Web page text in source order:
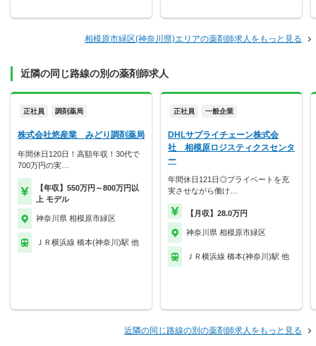
相模原市緑区(神奈川県)エリアの薬剤師求人をもっと見る
近隣の同じ路線の別の薬剤師求人
正社員 調剤薬局
株式会社悠産業 みどり調剤薬局
年間休日120日！高額年収！30代で
700万円の実…
【年収】550万円～800万円以
上 モデル
神奈川県 相模原市緑区
ＪＲ横浜線 橋本(神奈川)駅 他
正社員 一般企業
DHLサプライチェーン株式会
社 相模原ロジスティクスセンタ
ー
年間休日121日◎プライベートを充
実させながら働け…
【月収】28.0万円
神奈川県 相模原市緑区
ＪＲ横浜線 橋本(神奈川)駅 他
近隣の同じ路線の別の薬剤師求人をもっと見る